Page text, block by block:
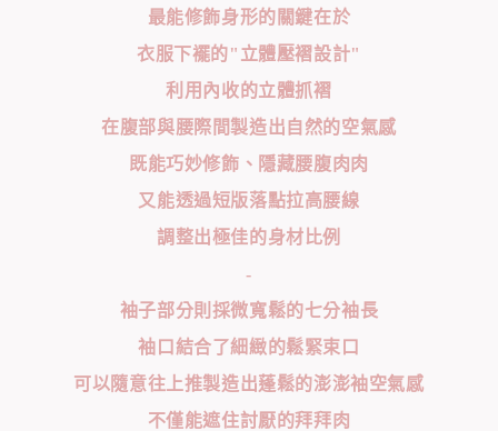
最能修飾身形的關鍵在於
衣服下襬的"立體壓褶設計"
利用內收的立體抓褶
在腹部與腰際間製造出自然的空氣感
既能巧妙修飾、隱藏腰腹肉肉
又能透過短版落點拉高腰線
調整出極佳的身材比例
-
袖子部分則採微寬鬆的七分袖長
袖口結合了細緻的鬆緊束口
可以隨意往上推製造出蓬鬆的澎澎袖空氣感
不僅能遮住討厭的拜拜肉